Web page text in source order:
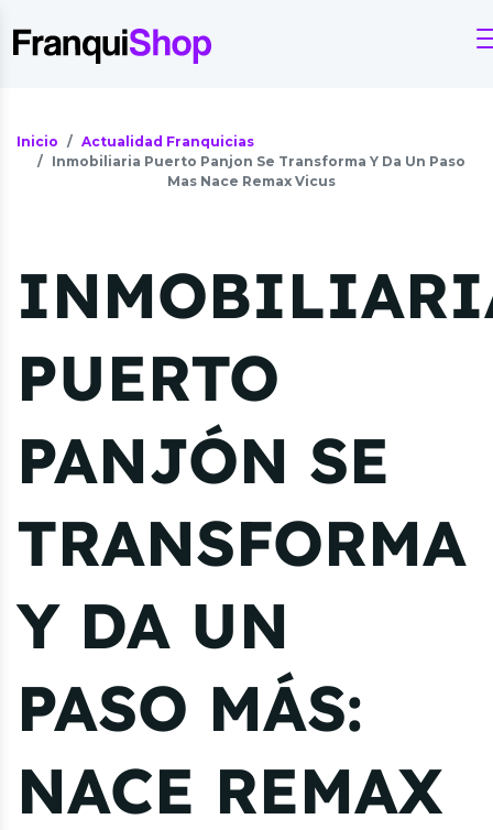
Inicio
Actualidad Franquicias
Inmobiliaria Puerto Panjon Se Transforma Y Da Un Paso
Mas Nace Remax Vicus
PUERTO
PANJÓN SE
TRANSFORMA
Y DA UN
PASO MÁS:
NACE REMAX